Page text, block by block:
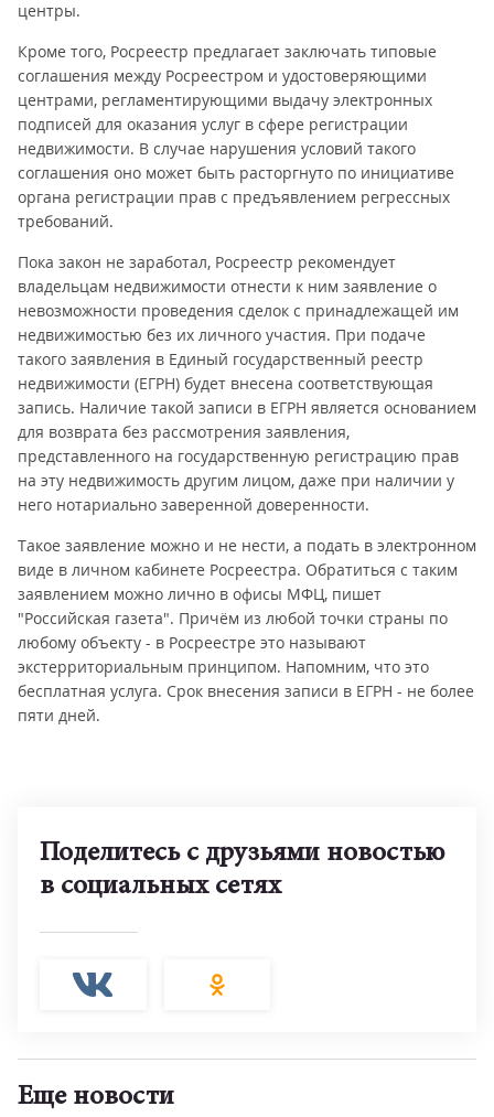
центры.
Кроме того, Росреестр предлагает заключать типовые
соглашения между Росреестром и удостоверяющими
центрами, регламентирующими выдачу электронных
подписей для оказания услуг в сфере регистрации
недвижимости. В случае нарушения условий такого
соглашения оно может быть расторгнуто по инициативе
органа регистрации прав с предъявлением регрессных
требований.
Пока закон не заработал, Росреестр рекомендует
владельцам недвижимости отнести к ним заявление о
невозможности проведения сделок с принадлежащей им
недвижимостью без их личного участия. При подаче
такого заявления в Единый государственный реестр
недвижимости (ЕГРН) будет внесена соответствующая
запись. Наличие такой записи в ЕГРН является основанием
для возврата без рассмотрения заявления,
представленного на государственную регистрацию прав
на эту недвижимость другим лицом, даже при наличии у
него нотариально заверенной доверенности.
Такое заявление можно и не нести, а подать в электронном
виде в личном кабинете Росреестра. Обратиться с таким
заявлением можно лично в офисы МФЦ, пишет
"Российская газета". Причём из любой точки страны по
любому объекту - в Росреестре это называют
экстерриториальным принципом. Напомним, что это
бесплатная услуга. Срок внесения записи в ЕГРН - не более
пяти дней.
Поделитесь с друзьями новостью
в социальных сетях
Еще новости